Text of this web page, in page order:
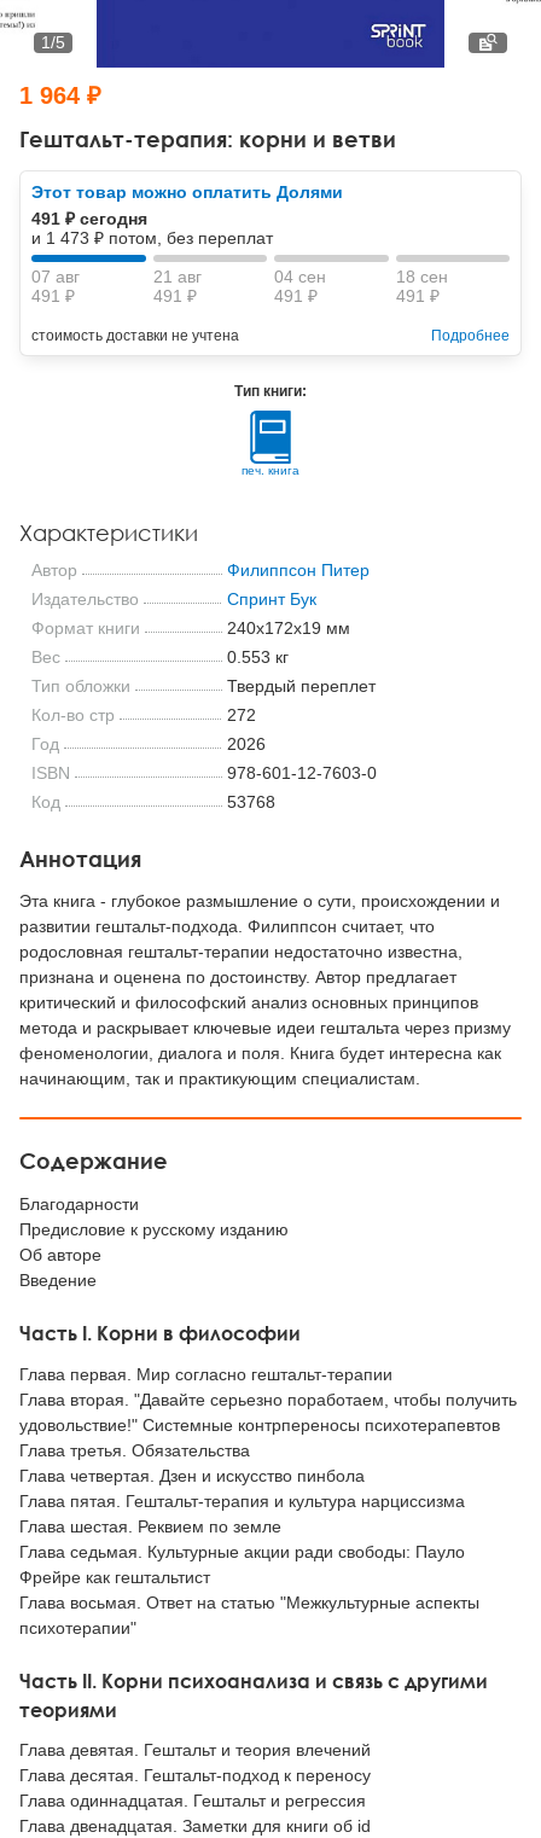
Тревожные расстройства, панические атаки
Психодрама
Другие направления психотерапии
Классический, эриксоновский гипноз и НЛП
НЛП
Психология труда и эргономика
Социальная психология
Социальная и организационная психология
Классический и юнгианский психоанализ
Гештальт-терапия: корни и ветви
1/5
1 964 ₽
Этот товар можно оплатить Долями
491 ₽ сегодня
и 1 473 ₽ потом, без переплат
07 авг
491 ₽
21 авг
491 ₽
04 сен
491 ₽
18 сен
491 ₽
стоимость доставки не учтена Подробнее
Тип книги:
печ. книга
Характеристики
Автор
Филиппсон Питер
Издательство
Спринт Бук
Формат книги
240x172x19 мм
Вес
0.553 кг
Тип обложки
Твердый переплет
Кол-во стр
272
Год
2026
ISBN
978-601-12-7603-0
Код
53768
Аннотация
Эта книга - глубокое размышление о сути, происхождении и
развитии гештальт-подхода. Филиппсон считает, что
родословная гештальт-терапии недостаточно известна,
признана и оценена по достоинству. Автор предлагает
критический и философский анализ основных принципов
метода и раскрывает ключевые идеи гештальта через призму
феноменологии, диалога и поля. Книга будет интересна как
начинающим, так и практикующим специалистам.
Содержание
Благодарности
Предисловие к русскому изданию
Об авторе
Введение
Часть I. Корни в философии
Глава первая. Мир согласно гештальт-терапии
Глава вторая. "Давайте серьезно поработаем, чтобы получить
удовольствие!" Системные контрпереносы психотерапевтов
Глава третья. Обязательства
Глава четвертая. Дзен и искусство пинбола
Глава пятая. Гештальт-терапия и культура нарциссизма
Глава шестая. Реквием по земле
Глава седьмая. Культурные акции ради свободы: Пауло
Фрейре как гештальтист
Глава восьмая. Ответ на статью "Межкультурные аспекты
психотерапии"
Часть II. Корни психоанализа и связь с другими
теориями
Глава девятая. Гештальт и теория влечений
Глава десятая. Гештальт-подход к переносу
Глава одиннадцатая. Гештальт и регрессия
Глава двенадцатая. Заметки для книги об id